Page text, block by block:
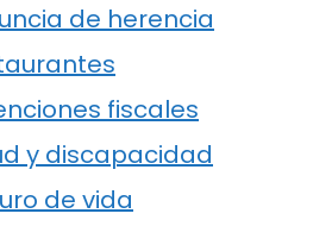
de herencia
fiscales
y discapacidad
de vida